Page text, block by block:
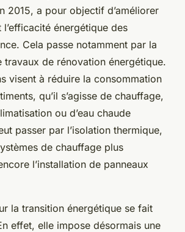
2015, a pour objectif d’améliorer
énergétique des
Cela passe notamment par la
travaux de rénovation énergétique.
visent à réduire la consommation
qu’il s’agisse de chauffage,
ou d’eau chaude
passer par l’isolation thermique,
de chauffage plus
l’installation de panneaux
la transition énergétique se fait
effet, elle impose désormais une